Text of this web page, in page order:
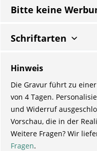
Bitte keine
Schriftarten
Hinweis
Die Gravur führt zu
von 4 Tagen.
und Widerruf
Vorschau, die in der
Weitere Fragen? Wir
Fragen.